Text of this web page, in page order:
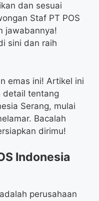
dan sesuai
Staf PT POS
jawabannya!
sini dan raih
emas ini! Artikel ini
detail tentang
Serang, mulai
Bacalah
dirimu!
Indonesia
perusahaan